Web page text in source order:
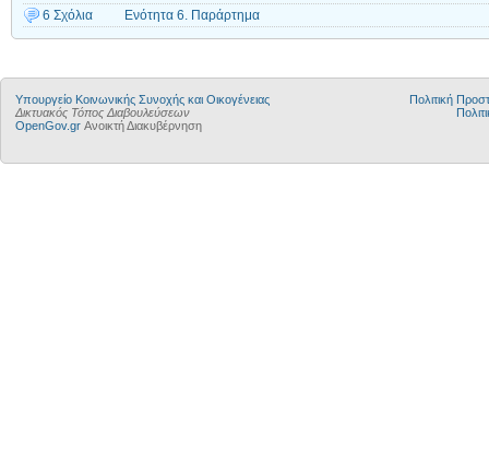
6 Σχόλια Ενότητα 6. Παράρτημα
Υπουργείο Κοινωνικής Συνοχής και Οικογένειας
Δικτυακός Τόπος Διαβουλεύσεων
OpenGov.gr Ανοικτή Διακυβέρνηση
Πολιτική